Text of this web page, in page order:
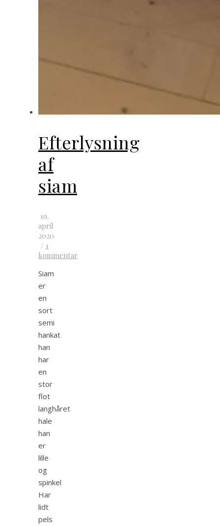
Efterlysning
af
siam
19.
april
2020
/ 1
kommentar
Siam
er
en
sort
semi
hankat
han
har
en
stor
flot
langhåret
hale
han
er
lille
og
spinkel
Har
lidt
pels